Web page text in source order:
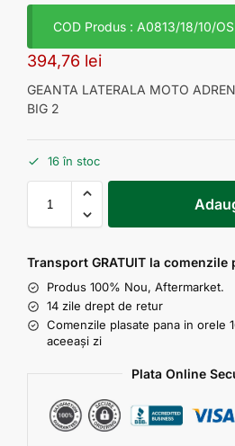
COD Produs : A0813/18/10/OS
394,76 lei
GEANTA LATERALA MOTO
BIG 2
16 în stoc
Transport GRATUIT la comenzile
Produs 100% Nou, Aftermarket.
14 zile drept de retur
Comenzile plasate pana in orele
aceeași zi
Plata Online